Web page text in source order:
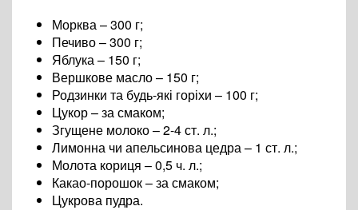
Морква – 300 г;
Печиво – 300 г;
Яблука – 150 г;
Вершкове масло – 150 г;
Родзинки та будь-які горіхи – 100 г;
Цукор – за смаком;
Згущене молоко – 2-4 ст. л.;
Лимонна чи апельсинова цедра – 1 ст. л.;
Молота кориця – 0,5 ч. л.;
Какао-порошок – за смаком;
Цукрова пудра.